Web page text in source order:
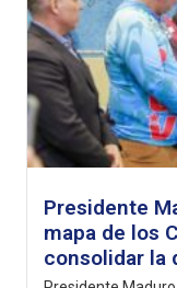
Presidente
mapa de los
consolidar la